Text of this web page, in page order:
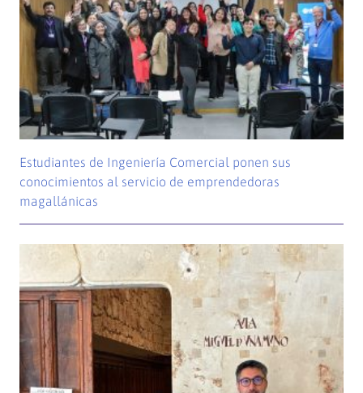
Estudiantes de Ingeniería Comercial ponen sus
conocimientos al servicio de emprendedoras
magallánicas